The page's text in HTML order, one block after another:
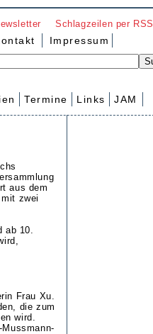
Schlagzeilen per RSS
Impressum
Termine Links JAM
aus dem
zwei
ab 10.
Frau Xu.
die zum
wird.